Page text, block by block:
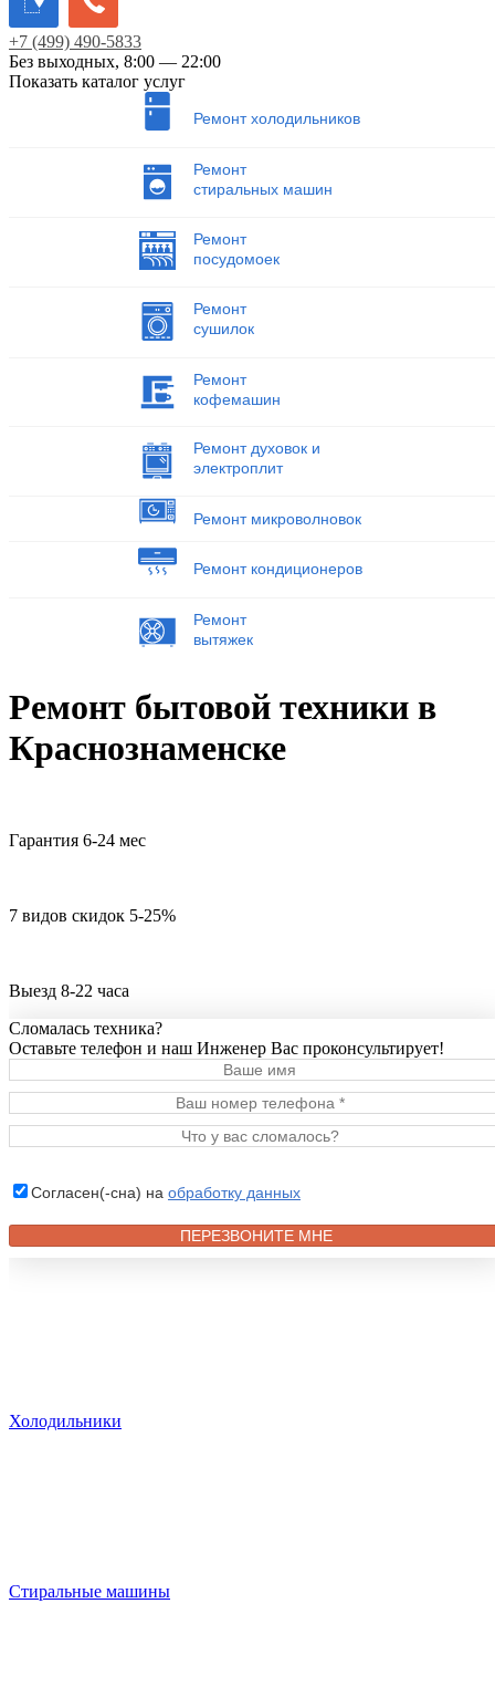
+7 (499) 490-5833
Без выходных, 8:00 — 22:00
Показать каталог услуг
Ремонт холодильников
Ремонт
стиральных машин
Ремонт
посудомоек
Ремонт
сушилок
Ремонт
кофемашин
Ремонт духовок и
электроплит
Ремонт микроволновок
Ремонт кондиционеров
Ремонт
вытяжек
Ремонт бытовой техники в
Краснознаменске
Гарантия 6-24 мес
7 видов скидок 5-25%
Выезд 8-22 часа
Сломалась техника?
Оставьте телефон и наш Инженер Вас проконсультирует!
Согласен(-сна) на обработку данных
Холодильники
Стиральные машины